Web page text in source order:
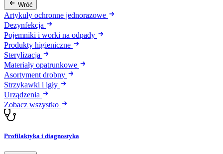
Wróć
Artykuły ochronne jednorazowe
Dezynfekcja
Pojemniki i worki na odpady
Produkty higieniczne
Sterylizacja
Materiały opatrunkowe
Asortyment drobny
Strzykawki i igły
Urządzenia
Zobacz wszystko
Profilaktyka i diagnostyka